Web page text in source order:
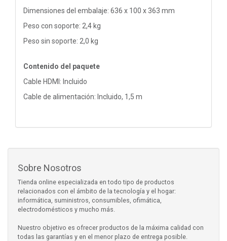
Dimensiones del embalaje: 636 x 100 x 363 mm
Peso con soporte: 2,4 kg
Peso sin soporte: 2,0 kg
Contenido del paquete
Cable HDMI: Incluido
Cable de alimentación: Incluido, 1,5 m
Sobre Nosotros
Tienda online especializada en todo tipo de productos
relacionados con el ámbito de la tecnología y el hogar:
informática, suministros, consumibles, ofimática,
electrodomésticos y mucho más.
Nuestro objetivo es ofrecer productos de la máxima calidad con
todas las garantías y en el menor plazo de entrega posible.